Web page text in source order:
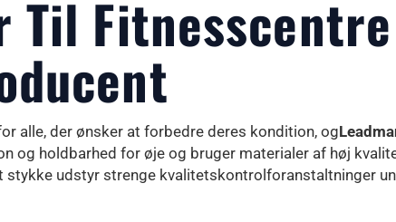
alle, der ønsker at forbedre deres kondition, og
holdbarhed for øje og bruger materialer af høj
udstyr strenge kvalitetskontrolforanstaltninger